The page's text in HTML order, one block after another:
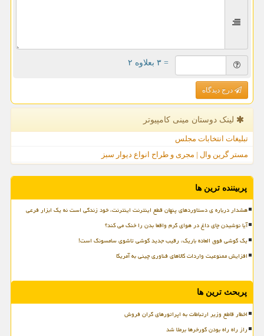
= ۳ بعلاوه ۲
درج دیدگاه
لینک دوستان مینی كامپیوتر
تبلیغات انتخابات مجلس
مستر گرین وال | مجری و طراح انواع دیوار سبز
پربیننده ترین ها
هشدار درباره ی دستاوردهای پنهان قطع اینترنت اینترنت، خود زندگی است نه یک ابزار فرعی
آیا نوشیدن چای داغ در هوای گرم واقعا بدن را خنک می کند؟
یک گوشی فوق العاده باریک، رقیب جدید گوشی تاشوی سامسونگ است!
افزایش ممنوعیت واردات کالاهای فناوری چینی به آمریکا
پربحث ترین ها
اخطار قاطع وزیر ارتباطات به اپراتورهای گران فروش
راز راه راه بودن گورخرها برملا شد